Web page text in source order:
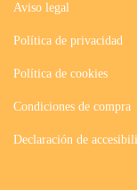
Aviso legal
Política de privacidad
Política de cookies
Condiciones de compra
Declaración de